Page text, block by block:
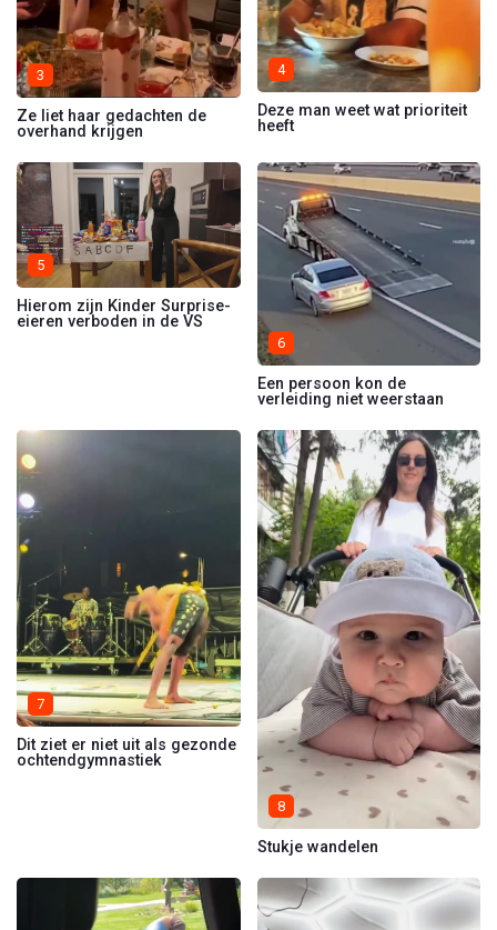
3
Ze liet haar gedachten de
overhand krijgen
4
Deze man weet wat prioriteit
heeft
5
Hierom zijn Kinder Surprise-
eieren verboden in de VS
6
Een persoon kon de
verleiding niet weerstaan
7
Dit ziet er niet uit als gezonde
ochtendgymnastiek
8
Stukje wandelen